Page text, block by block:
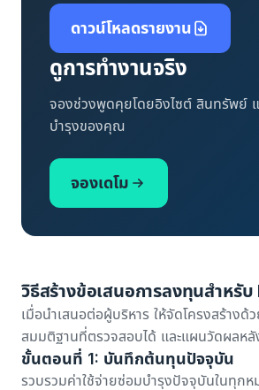
ดาวน์โหลดรายงาน
ดูการทำงานจริง
จองช่วงพูดคุยโดยอิงไซต์ สินทรัพย์
บำรุงของคุณ
จองเดโม
วิธีสร้างข้อเสนอการลงทุนสำหรับ
เมื่อนำเสนอต่อผู้บริหาร ให้จัดโครงสร้างด้
สมมติฐานที่ตรวจสอบได้ และแผนวัดผลหลั
ขั้นตอนที่ 1: บันทึกต้นทุนปัจจุบัน
รวบรวมค่าใช้จ่ายซ่อมบำรุงปัจจุบันในทุกห